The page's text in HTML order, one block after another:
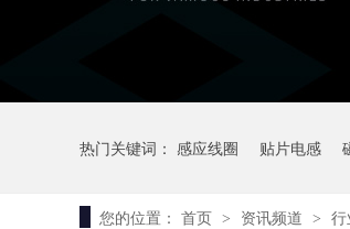
热门关键词： 感应线圈 贴片电感
您的位置： 首页 > 资讯频道 >